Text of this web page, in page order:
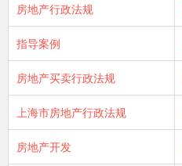
房地产行政法规
指导案例
房地产买卖行政法规
上海市房地产行政法规
房地产开发